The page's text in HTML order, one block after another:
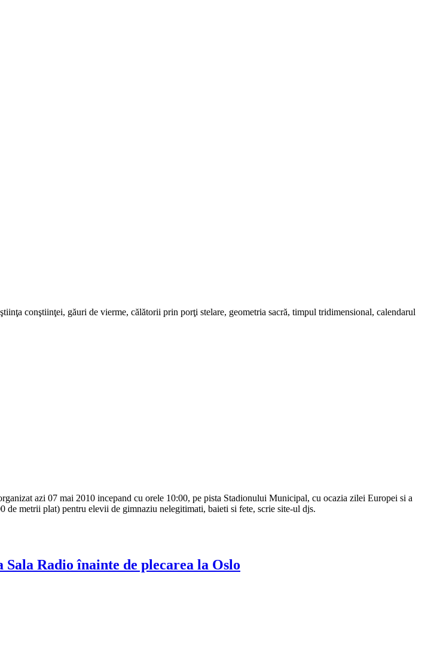
conştiinţei, găuri de vierme, călătorii prin porţi stelare, geometria sacră, timpul tridimensional, calendarul
azi 07 mai 2010 incepand cu orele 10:00, pe pista Stadionului Municipal, cu ocazia zilei Europei si a
metrii plat) pentru elevii de gimnaziu nelegitimati, baieti si fete, scrie site-ul djs.
Radio înainte de plecarea la Oslo